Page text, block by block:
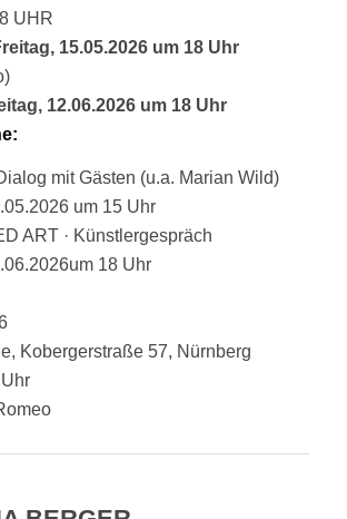
UHR
15.05.2026 um 18 Uhr
12.06.2026 um 18 Uhr
mit Gästen (u.a. Marian Wild)
um 15 Uhr
ART · Künstlergespräch
18 Uhr
Kobergerstraße 57, Nürnberg